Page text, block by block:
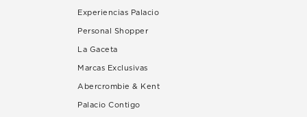
Experiencias Palacio
Personal Shopper
La Gaceta
Marcas Exclusivas
Abercrombie & Kent
Palacio Contigo